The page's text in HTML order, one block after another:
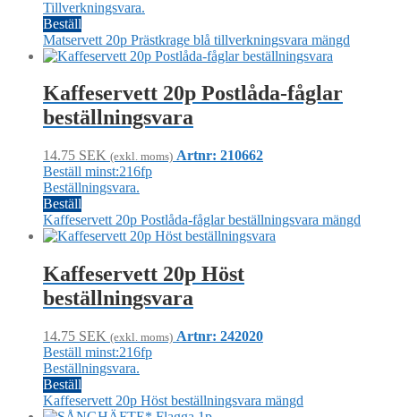
Tillverkningsvara.
Beställ
Matservett 20p Prästkrage blå tillverkningsvara mängd
Kaffeservett 20p Postlåda-fåglar
beställningsvara
14.75 SEK (exkl. moms) Artnr: 210662
Beställ minst:216fp
Beställningsvara.
Beställ
Kaffeservett 20p Postlåda-fåglar beställningsvara mängd
Kaffeservett 20p Höst
beställningsvara
14.75 SEK (exkl. moms) Artnr: 242020
Beställ minst:216fp
Beställningsvara.
Beställ
Kaffeservett 20p Höst beställningsvara mängd